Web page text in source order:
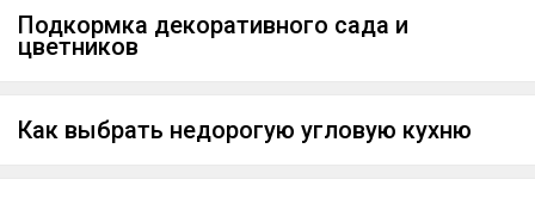
Подкормка декоративного сада и
цветников
Как выбрать недорогую угловую кухню